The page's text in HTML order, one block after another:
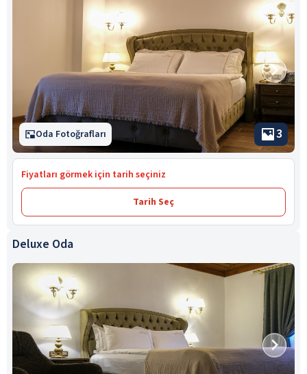
Oda Fotoğrafları 3
Fiyatları görmek için tarih seçiniz
Tarih Seç
Deluxe Oda